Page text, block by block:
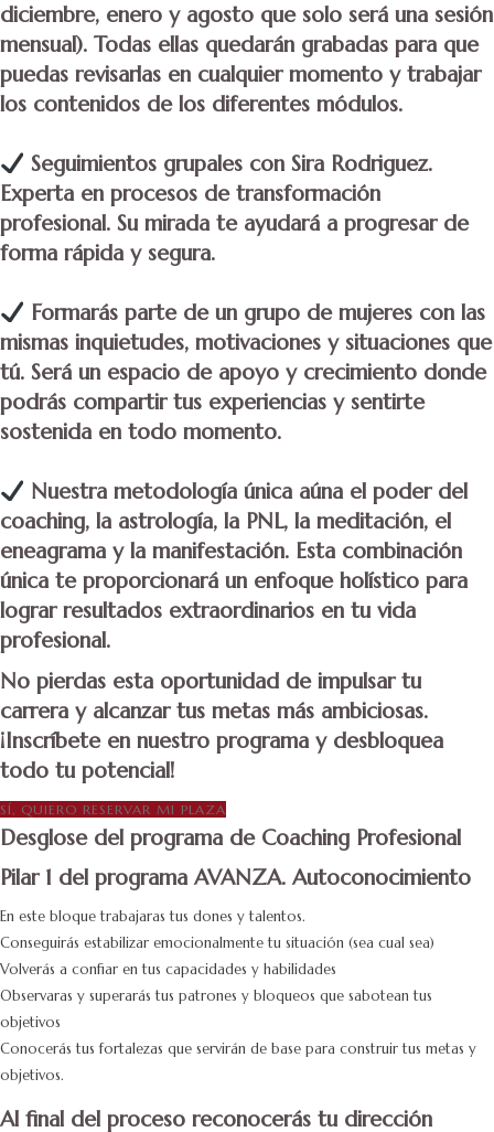
diciembre, enero y agosto que solo será una sesión
mensual). Todas ellas quedarán grabadas para que
puedas revisarlas en cualquier momento y trabajar
los contenidos de los diferentes módulos.
Seguimientos grupales con Sira Rodriguez.
Experta en procesos de transformación
profesional. Su mirada te ayudará a progresar de
forma rápida y segura.
Formarás parte de un grupo de mujeres con las
mismas inquietudes, motivaciones y situaciones que
tú. Será un espacio de apoyo y crecimiento donde
podrás compartir tus experiencias y sentirte
sostenida en todo momento.
Nuestra metodología única aúna el poder del
coaching, la astrología, la PNL, la meditación, el
eneagrama y la manifestación. Esta combinación
única te proporcionará un enfoque holístico para
lograr resultados extraordinarios en tu vida
profesional.
No pierdas esta oportunidad de impulsar tu
carrera y alcanzar tus metas más ambiciosas.
¡Inscríbete en nuestro programa y desbloquea
todo tu potencial!
SÍ, QUIERO RESERVAR MI PLAZA
Desglose del programa de Coaching Profesional
Pilar 1 del programa AVANZA. Autoconocimiento
En este bloque trabajaras tus dones y talentos.
Conseguirás estabilizar emocionalmente tu situación (sea cual sea)
Volverás a confiar en tus capacidades y habilidades
Observaras y superarás tus patrones y bloqueos que sabotean tus
objetivos
Conocerás tus fortalezas que servirán de base para construir tus metas y
objetivos.
Al final del proceso reconocerás tu dirección